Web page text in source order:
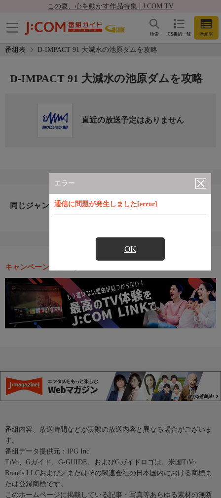
この夏、心を動かす作品特集 | J:COM TV
CS番組一覧 番組表
検索
番組表 D-IMPACT 91 大減水の池原ダムを攻略
エラー
通信に問題が発生しました[error]
OK
D-IMPACT 91 大減水の池原ダムを攻略
直近の放送予定はありません
同じジャンルのおすすめ番組
キャンペーン・お得な情報
番組内容、放送時間などが実際の放送内容と異なる場合がございま
す。
番組データ提供元：IPG Inc.
TiVo、Gガイド、G-GUIDE、およびGガイドロゴは、米国TiVo
Brands LLCおよび／またはその関連会社の日本国内における商標ま
たは登録商標です。
このホームページに掲載している記事・写真等あらゆる素材の無断